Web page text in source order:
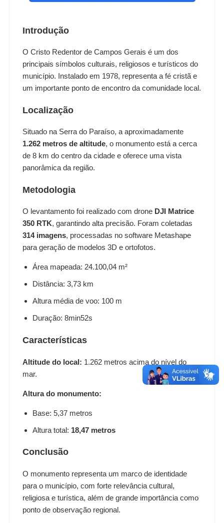
Introdução
O Cristo Redentor de Campos Gerais é um dos
principais símbolos culturais, religiosos e turísticos do
município. Instalado em 1978, representa a fé cristã e
um importante ponto de encontro da comunidade local.
Localização
Situado na Serra do Paraíso, a aproximadamente
1.262 metros de altitude, o monumento está a cerca
de 8 km do centro da cidade e oferece uma vista
panorâmica da região.
Metodologia
O levantamento foi realizado com drone DJI Matrice
350 RTK, garantindo alta precisão. Foram coletadas
314 imagens, processadas no software Metashape
para geração de modelos 3D e ortofotos.
Área mapeada: 24.100,04 m²
Distância: 3,73 km
Altura média de voo: 100 m
Duração: 8min52s
Características
Altitude do local: 1.262 metros acima do nível do
mar.
Altura do monumento:
Base: 5,37 metros
Altura total: 18,47 metros
Conclusão
O monumento representa um marco de identidade
para o município, com forte relevância cultural,
religiosa e turística, além de grande importância como
ponto de observação regional.